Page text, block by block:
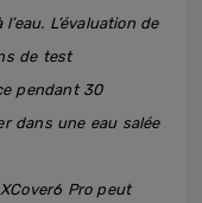
L’évaluation de
de test
pendant 30
dans une eau salée
Pro peut